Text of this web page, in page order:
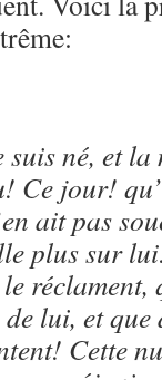
suis né, et
Ce jour!
ait pas
plus sur
réclament,
lui, et que
Cette